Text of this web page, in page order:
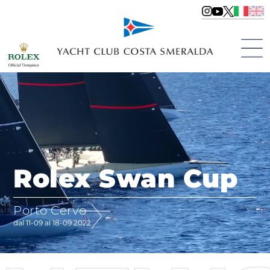
Rolex Swan Cup
Porto Cervo
dal 11-09 al 18-09 2022